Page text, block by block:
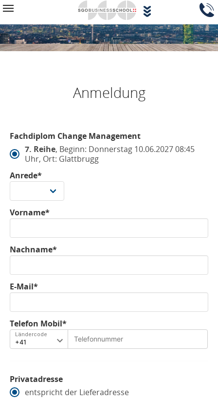
Zum Hauptinhalt springen
Navigationsblock überspringen
Toggle navigation
Anmeldung
Fachdiplom Change Management
7. Reihe, Beginn: Donnerstag 10.06.2027 08:45
Uhr, Ort: Glattbrugg
Anrede*
Vorname*
Nachname*
E-Mail*
Telefon Mobil*
Ländercode
Privatadresse
entspricht der Lieferadresse